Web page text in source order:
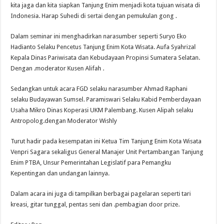
kita jaga dan kita siapkan Tanjung Enim menjadi kota tujuan wisata di
Indonesia. Harap Suhedi di sertai dengan pemukulan gong .
Dalam seminar ini menghadirkan narasumber seperti Suryo Eko
Hadianto Selaku Pencetus Tanjung Enim Kota Wisata. Aufa Syahrizal
Kepala Dinas Pariwisata dan Kebudayaan Propinsi Sumatera Selatan.
Dengan .moderator Kusen Alifah .
Sedangkan untuk acara FGD selaku narasumber Ahmad Raphani
selaku Budayawan Sumsel. Paramiswari Selaku Kabid Pemberdayaan
Usaha Mikro Dinas Koperasi UKM Palembang. Kusen Alipah selaku
Antropolog.dengan Moderator Wishly
Turut hadir pada kesempatan ini Ketua Tim Tanjung Enim Kota Wisata
Venpri Sagara sekaligus General Manajer Unit Pertambangan Tanjung
Enim PTBA, Unsur Pemerintahan Legislatif para Pemangku
Kepentingan dan undangan lainnya.
Dalam acara ini juga di tampilkan berbagai pagelaran seperti tari
kreasi, gitar tunggal, pentas seni dan .pembagian door prize.